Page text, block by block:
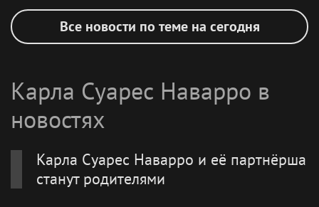
озерского соединения
по охране важных
государственных
48 из 50 человек
скажут, что не знают,
не помню»
Все новости по теме на сегодня
Карла Суарес Наварро в
новостях
Карла Суарес Наварро и её партнёрша
станут родителями